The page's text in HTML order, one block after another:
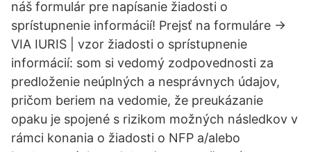
náš formulár pre napísanie žiadosti o
sprístupnenie informácií! Prejsť na formuláre →
VIA IURIS | vzor žiadosti o sprístupnenie
informácií: som si vedomý zodpovednosti za
predloženie neúplných a nesprávnych údajov,
pričom beriem na vedomie, že preukázanie
opaku je spojené s rizikom možných následkov v
rámci konania o žiadosti o NFP a/alebo